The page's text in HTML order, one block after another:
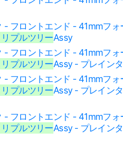
- フロントエンド - 41mmフォ
リプルツリーAssy
- フロントエンド - 41mmフォ
リプルツリーAssy - プレイン
- フロントエンド - 41mmフォ
リプルツリーAssy - プレイン
- フロントエンド - 41mmフォ
リプルツリーAssy - プレイン